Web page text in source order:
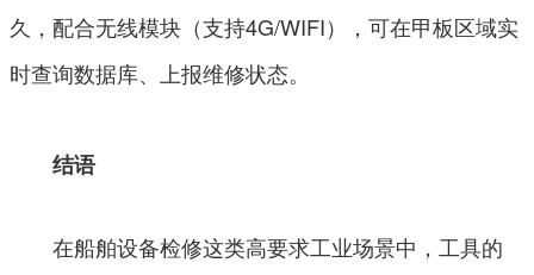
久，配合无线模块（支持4G/WIFI），可在甲板区域实
时查询数据库、上报维修状态。
结语
在船舶设备检修这类高要求工业场景中，工具的